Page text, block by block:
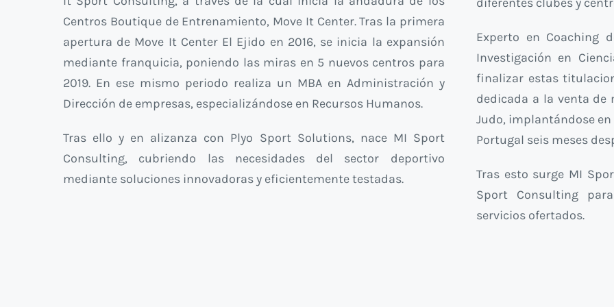
Centros Boutique de Entrenamiento, Move It Center. Tras la primera
apertura de Move It Center El Ejido en 2016, se inicia la expansión
mediante franquicia, poniendo las miras en 5 nuevos centros para
2019. En ese mismo periodo realiza un MBA en Administración y
Dirección de empresas, especializándose en Recursos Humanos.
Tras ello y en alizanza con Plyo Sport Solutions, nace MI Sport
Consulting, cubriendo las necesidades del sector deportivo
mediante soluciones innovadoras y eficientemente testadas.
Experto en Coaching
Investigación en
finalizar estas
dedicada a la venta
Judo, implantándose
Portugal seis meses
Tras esto surge MI
Sport Consulting
servicios ofertados.